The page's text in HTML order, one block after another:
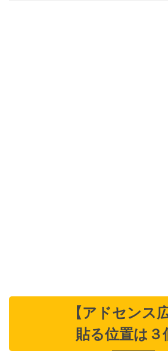
【アドセンス
貼る位置は３